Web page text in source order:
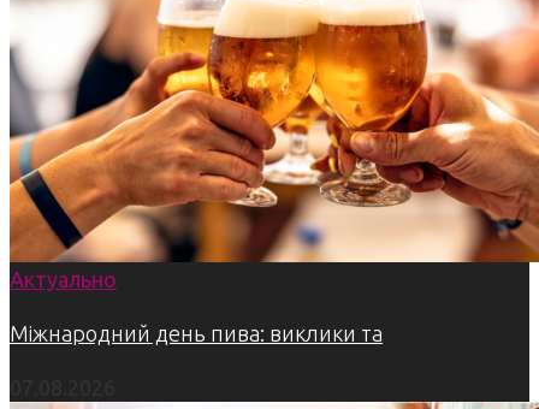
Актуально
Міжнародний день пива: виклики та